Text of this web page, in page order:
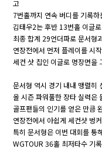
고
7번홀까지 연속 버디를 기록
김태우2는 후반 13번홀 이글
최종 합계 29언더파로 문서형
연장전에서 먼저 플레이를 시
세컨 샷 칩인 이글로 명장면을
문서형 역시 경기 내내 맹렬히
올 시즌 파워풀한 장타 실력은
골프팬들의 인기를 얻은 만큼
연장전에서 아쉽게 세컨샷 벙
특히 문서형은 이번 대회를 통
WGTOUR 36홀 최저타수 기